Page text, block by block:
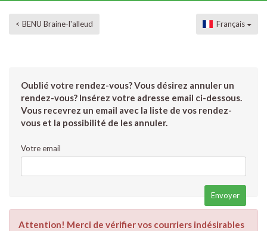
< BENU Braine-l'alleud Français
Oublié votre rendez-vous? Vous désirez annuler un
rendez-vous? Insérez votre adresse email ci-dessous.
Vous recevrez un email avec la liste de vos rendez-
vous et la possibilité de les annuler.
Votre email
Attention! Merci de vérifier vos courriers indésirables